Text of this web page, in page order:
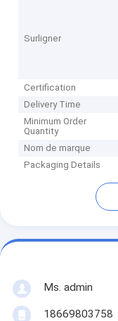
Surligner
Certification
Delivery Time
Minimum Order
Quantity
Nom de marque
Packaging Details
Ms. admin
18669803758